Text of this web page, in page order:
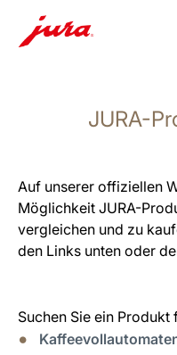
wechseln
JURA-
Auf unserer offiziellen
Möglichkeit JURA-
vergleichen und zu
den Links unten oder
Suchen Sie ein